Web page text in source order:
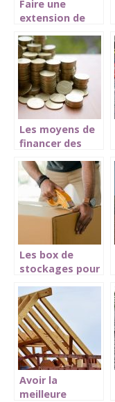
Faire une
extension de
comment ça se
passe ?
Les moyens de
financer des
une maison.
Les box de
stockages pour
liberté et de
confort
pendant vos
travaux
d’isolation
maison
Avoir la
meilleure